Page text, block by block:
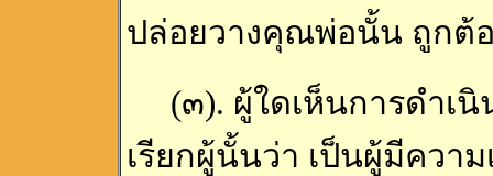
ปล่อยวางคุณพ่อนั้น ถูกต้
(๓). ผู้ใดเห็นการดำเนิ
เรียกผู้นั้นว่า เป็นผู้มีควา